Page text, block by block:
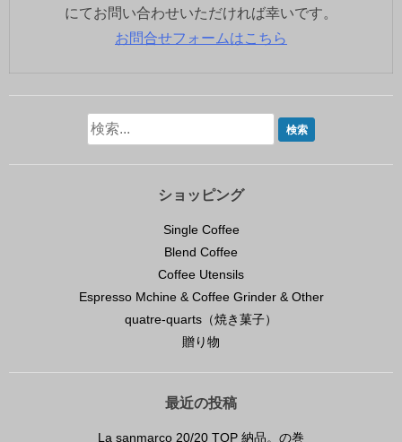
にてお問い合わせいただければ幸いです。
お問合せフォームはこちら
ショッピング
Single Coffee
Blend Coffee
Coffee Utensils
Espresso Mchine & Coffee Grinder & Other
quatre-quarts（焼き菓子）
贈り物
最近の投稿
La sanmarco 20/20 TOP 納品。の巻